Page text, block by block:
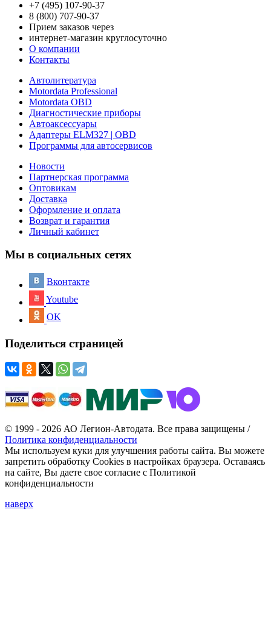
+7 (495) 107-90-37
8 (800) 707-90-37
Прием заказов через
интернет-магазин круглосуточно
О компании
Контакты
Автолитература
Motordata Professional
Motordata OBD
Диагностические приборы
Автоаксессуары
Адаптеры ELM327 | OBD
Программы для автосервисов
Новости
Партнерская программа
Оптовикам
Доставка
Оформление и оплата
Возврат и гарантия
Личный кабинет
Мы в социальных сетях
Вконтакте
Youtube
OK
Поделиться страницей
© 1999 - 2026 АО Легион-Автодата. Все права защищены /
Политика конфиденциальности
Мы используем куки для улучшения работы сайта. Вы можете
запретить обработку Cookies в настройках браузера. Оставаясь
на сайте, Вы даете свое согласие с Политикой
конфиденциальности
наверх